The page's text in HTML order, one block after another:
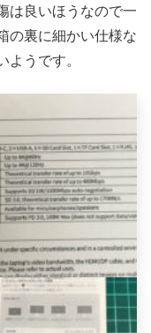
は良いほうなので一
の裏に細かい仕様な
ようです。